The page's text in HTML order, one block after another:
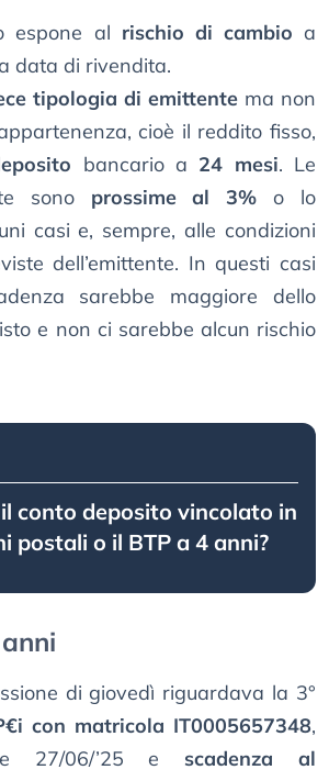
espone al rischio di cambio a
data di rivendita.
tipologia di emittente ma non
cioè il reddito fisso,
bancario a 24 mesi. Le
sono prossime al 3% o lo
casi e, sempre, alle condizioni
dell’emittente. In questi casi
sarebbe maggiore dello
e non ci sarebbe alcun rischio
conto deposito vincolato in
postali o il BTP a 4 anni?
di giovedì riguardava la 3°
con matricola IT0005657348,
27/06/’25 e scadenza al